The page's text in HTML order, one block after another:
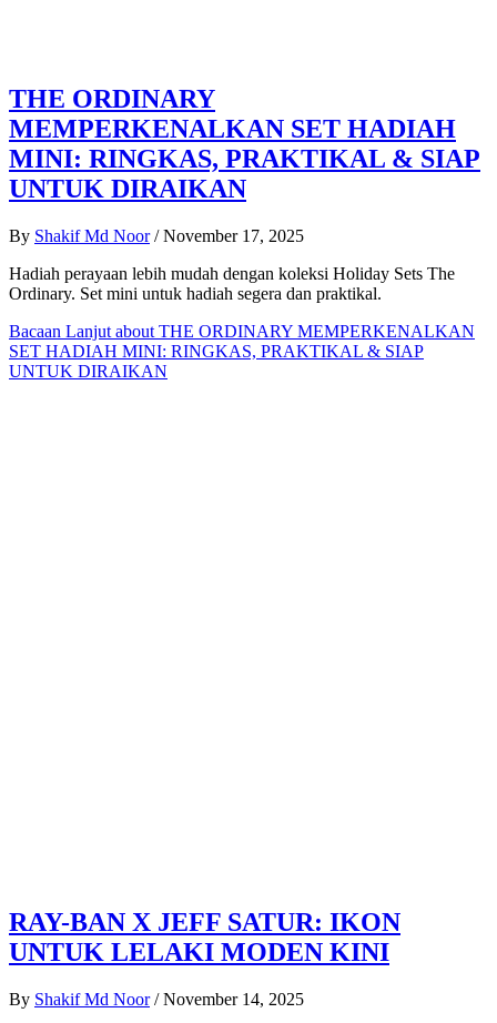
THE ORDINARY
MEMPERKENALKAN SET HADIAH
MINI: RINGKAS, PRAKTIKAL & SIAP
UNTUK DIRAIKAN
By Shakif Md Noor / November 17, 2025
Hadiah perayaan lebih mudah dengan koleksi Holiday Sets The
Ordinary. Set mini untuk hadiah segera dan praktikal.
Bacaan Lanjut about THE ORDINARY MEMPERKENALKAN
SET HADIAH MINI: RINGKAS, PRAKTIKAL & SIAP
UNTUK DIRAIKAN
RAY-BAN X JEFF SATUR: IKON
UNTUK LELAKI MODEN KINI
By Shakif Md Noor / November 14, 2025